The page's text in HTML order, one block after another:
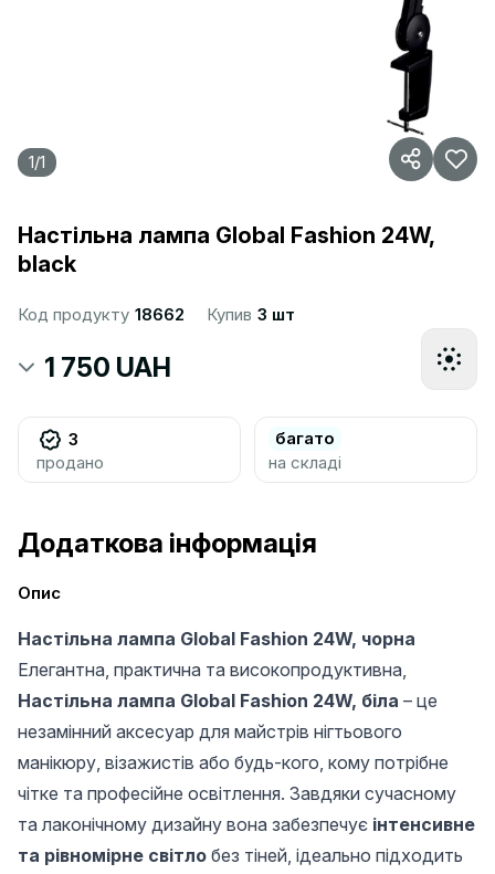
1/1
Настільна лампа Global Fashion 24W,
black
Код продукту 18662 Купив 3 шт
1 750 UAH
3
продано
багато
на складі
Додаткова інформація
Опис
Настільна лампа Global Fashion 24W, чорна
Елегантна, практична та високопродуктивна,
Настільна лампа Global Fashion 24W, біла – це
незамінний аксесуар для майстрів нігтьового
манікюру, візажистів або будь-кого, кому потрібне
чітке та професійне освітлення. Завдяки сучасному
та лаконічному дизайну вона забезпечує інтенсивне
та рівномірне світло без тіней, ідеально підходить